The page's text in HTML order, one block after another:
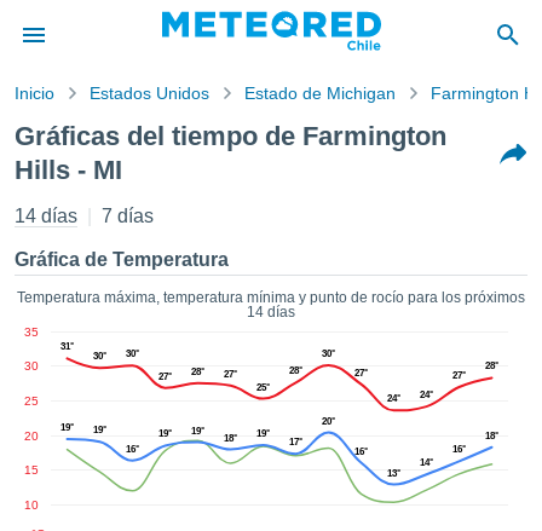
de
para
que se
a este
las
y
forma
digital
basada
Inicio Estados Unidos Estado de Michigan Farmington
Gráficas del tiempo de Farmington
Hills - MI
14 días 7 días
Gráfica de Temperatura
Temperatura máxima, temperatura mínima y punto de rocío para los próximos
14 días
10
15
20
25
30
35
31°
30°
30°
27° 28°
27°
25°
28°
30°
27°
24° 24°
27°
28°
19°
19°
16°
19° 19°
18° 19°
17°
20°
16°
13°
14°
16°
18°